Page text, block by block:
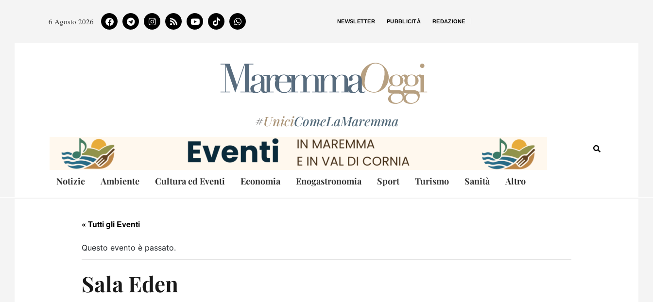
6 Agosto 2026 NEWSLETTER PUBBLICITÀ REDAZIONE
#UniciComeLaMaremma
Notizie Ambiente Cultura ed Eventi Economia Enogastronomia Sport Turismo Sanità Altro
« Tutti gli Eventi
Questo evento è passato.
Sala Eden